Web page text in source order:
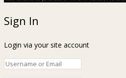
Sign In
Login via your site account